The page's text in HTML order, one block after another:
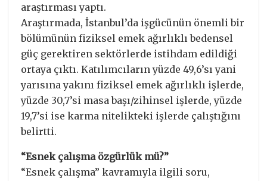
araştırması yaptı.
Araştırmada, İstanbul’da işgücünün önemli bir
bölümünün fiziksel emek ağırlıklı bedensel
güç gerektiren sektörlerde istihdam edildiği
ortaya çıktı. Katılımcıların yüzde 49,6’sı yani
yarısına yakını fiziksel emek ağırlıklı işlerde,
yüzde 30,7’si masa başı/zihinsel işlerde, yüzde
19,7’si ise karma nitelikteki işlerde çalıştığını
belirtti.
“Esnek çalışma özgürlük mü?”
“Esnek çalışma” kavramıyla ilgili soru,